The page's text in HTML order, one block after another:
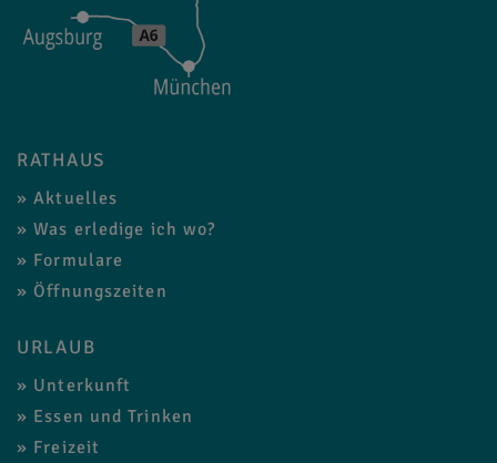
RATHAUS
Aktuelles
Was erledige ich wo?
Formulare
Öffnungszeiten
URLAUB
Unterkunft
Essen und Trinken
Freizeit